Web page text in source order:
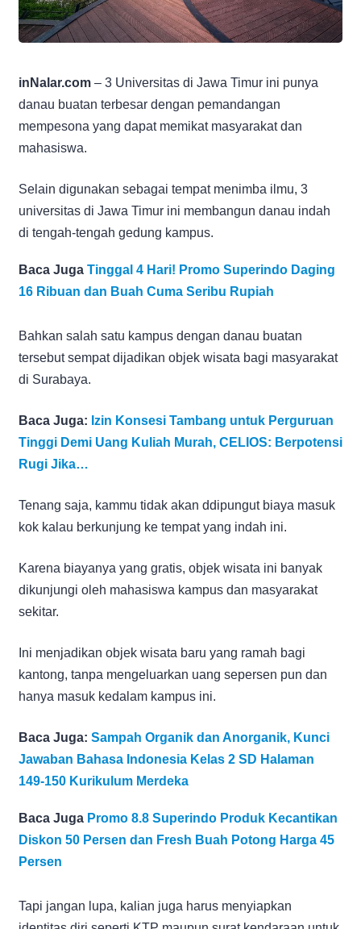
inNalar.com – 3 Universitas di Jawa Timur ini punya
danau buatan terbesar dengan pemandangan
mempesona yang dapat memikat masyarakat dan
mahasiswa.
Selain digunakan sebagai tempat menimba ilmu, 3
universitas di Jawa Timur ini membangun danau indah
di tengah-tengah gedung kampus.
Baca Juga Tinggal 4 Hari! Promo Superindo Daging
16 Ribuan dan Buah Cuma Seribu Rupiah
Bahkan salah satu kampus dengan danau buatan
tersebut sempat dijadikan objek wisata bagi masyarakat
di Surabaya.
Baca Juga: Izin Konsesi Tambang untuk Perguruan
Tinggi Demi Uang Kuliah Murah, CELIOS: Berpotensi
Rugi Jika…
Tenang saja, kammu tidak akan ddipungut biaya masuk
kok kalau berkunjung ke tempat yang indah ini.
Karena biayanya yang gratis, objek wisata ini banyak
dikunjungi oleh mahasiswa kampus dan masyarakat
sekitar.
Ini menjadikan objek wisata baru yang ramah bagi
kantong, tanpa mengeluarkan uang sepersen pun dan
hanya masuk kedalam kampus ini.
Baca Juga: Sampah Organik dan Anorganik, Kunci
Jawaban Bahasa Indonesia Kelas 2 SD Halaman
149-150 Kurikulum Merdeka
Baca Juga Promo 8.8 Superindo Produk Kecantikan
Diskon 50 Persen dan Fresh Buah Potong Harga 45
Persen
Tapi jangan lupa, kalian juga harus menyiapkan